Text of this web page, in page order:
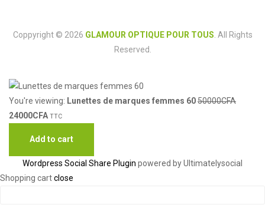
Coppyright © 2026 GLAMOUR OPTIQUE POUR TOUS. All Rights
Reserved.
You're viewing: Lunettes de marques femmes 6050000CFA
24000CFA TTC
Add to cart
Wordpress Social Share Plugin powered by Ultimatelysocial
Shopping cartclose